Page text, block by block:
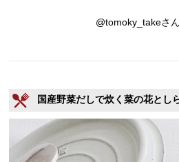
@tomoky_takeさ
国産野菜だしで炊く菜の花とし